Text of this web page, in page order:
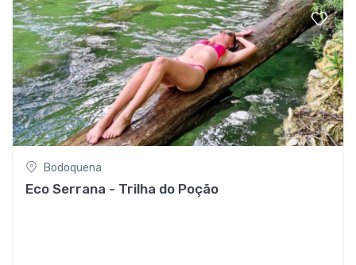
Bodoquena
Eco Serrana - Trilha do Poção